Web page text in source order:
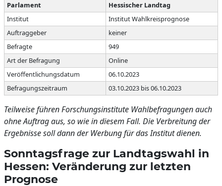
Parlament
Hessischer Landtag
Institut
Institut Wahlkreisprognose
Auftraggeber
keiner
Befragte
949
Art der Befragung
Online
Veröffentlichungsdatum
06.10.2023
Befragungszeitraum
03.10.2023 bis 06.10.2023
Teilweise führen Forschungsinstitute Wahlbefragungen auch
ohne Auftrag aus, so wie in diesem Fall. Die Verbreitung der
Ergebnisse soll dann der Werbung für das Institut dienen.
Sonntagsfrage zur Landtagswahl in
Hessen: Veränderung zur letzten
Prognose